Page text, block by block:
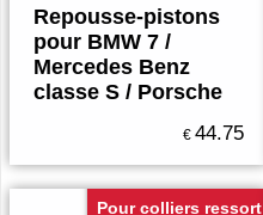
Repousse-pistons
pour BMW 7 /
Mercedes Benz
classe S / Porsche
€ 44.75
Pour colliers ressort